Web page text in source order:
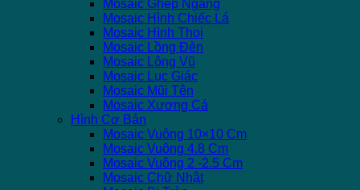
Mosaic Ghép Ngang
Mosaic Hình Chiếc Lá
Mosaic Hình Thoi
Mosaic Lồng Đèn
Mosaic Lông Vũ
Mosaic Lục Giác
Mosaic Mũi Tên
Mosaic Xương Cá
Hình Cơ Bản
Mosaic Vuông 10×10 Cm
Mosaic Vuông 4.8 Cm
Mosaic Vuông 2 -2.5 Cm
Mosaic Chữ Nhật